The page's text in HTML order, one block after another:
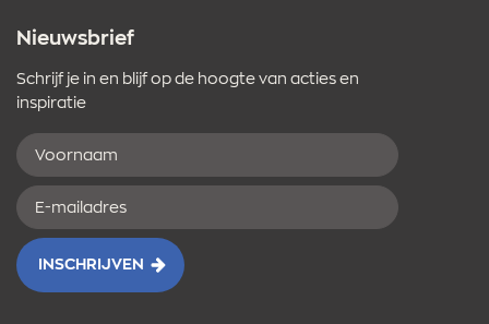
Nieuwsbrief
Schrijf je in en blijf op de hoogte van acties en
inspiratie
Voornaam
E-
mailadres
INSCHRIJVEN